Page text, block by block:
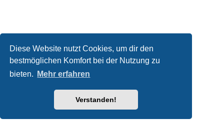
Diese Website nutzt Cookies, um dir den
bestmöglichen Komfort bei der Nutzung zu
bieten.
Mehr erfahren
Verstanden!